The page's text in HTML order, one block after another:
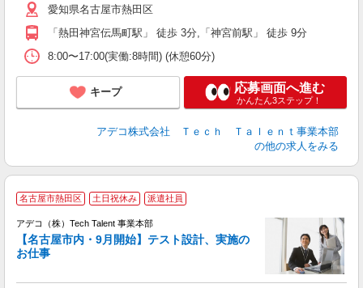
愛知県名古屋市熱田区
「熱田神宮伝馬町駅」 徒歩 3分,「神宮前駅」 徒歩 9分
8:00〜17:00(実働:8時間) (休憩60分)
キープ 応募画面へ進む
かんたん3ステップ！
アデコ株式会社 Ｔｅｃｈ Ｔａｌｅｎｔ事業本部
の他の求人をみる
名古屋市熱田区 土日祝休み 派遣社員
アデコ（株）Tech Talent 事業本部
【名古屋市内・9月開始】テスト設計、実施の
お仕事